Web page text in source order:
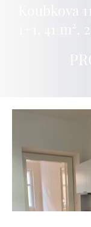
Koubkova
,